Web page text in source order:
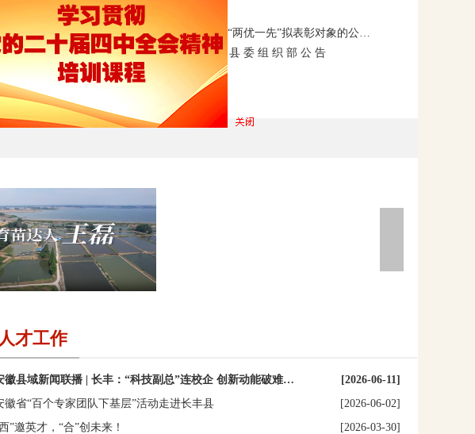
建…
[2026-07-28]
党员…
[2026-07-28]
式…
[2026-07-28]
党…
[2026-07-28]
关于长丰县“两优一先”拟表彰对象的公…
中 共 长 丰 县 委 组 织 部 公 告
招聘公告
人才工作
徽县域新闻联播 | 长丰：“科技副总”连校企 创新动能破难…
[2026-06-11]
徽省“百个专家团队下基层”活动走进长丰县
[2026-06-02]
”邀英才，“合”创未来！
[2026-03-30]